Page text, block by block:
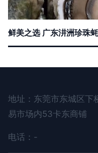
鲜美之选 广东汫洲珍珠
地址：东莞市东城区下
易市场内53卡东商铺
电话：-